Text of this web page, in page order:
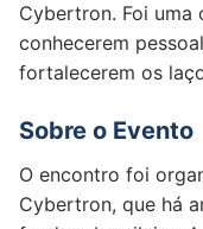
Cybertron. Foi uma
conhecerem
fortalecerem os
Sobre o Evento
O encontro foi
Cybertron, que há